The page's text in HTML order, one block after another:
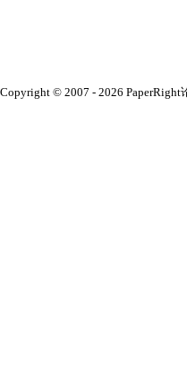
Copyright © 2007 - 2026